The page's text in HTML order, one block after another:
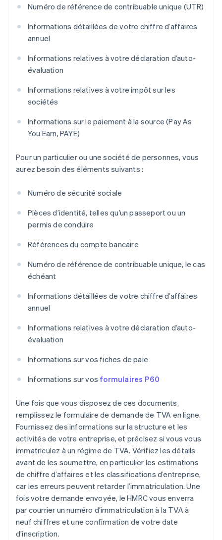
Numéro de référence de contribuable unique (UTR)
Informations détaillées de votre chiffre d’affaires
annuel
Informations relatives à votre déclaration d’auto-
évaluation
Informations relatives à votre impôt sur les
sociétés
Informations sur le paiement à la source (Pay As
You Earn, PAYE)
Pour un particulier ou une société de personnes, vous
aurez besoin des éléments suivants :
Numéro de sécurité sociale
Pièces d’identité, telles qu’un passeport ou un
permis de conduire
Références du compte bancaire
Numéro de référence de contribuable unique, le cas
échéant
Informations détaillées de votre chiffre d’affaires
annuel
Informations relatives à votre déclaration d’auto-
évaluation
Informations sur vos fiches de paie
Informations sur vos formulaires P60
Une fois que vous disposez de ces documents,
remplissez le formulaire de demande de TVA en ligne.
Fournissez des informations sur la structure et les
activités de votre entreprise, et précisez si vous vous
immatriculez à un régime de TVA. Vérifiez les détails
avant de les soumettre, en particulier les estimations
de chiffre d’affaires et les classifications d’entreprise,
car les erreurs peuvent retarder l’immatriculation. Une
fois votre demande envoyée, le HMRC vous enverra
par courrier un numéro d’immatriculation à la TVA à
neuf chiffres et une confirmation de votre date
d’inscription.